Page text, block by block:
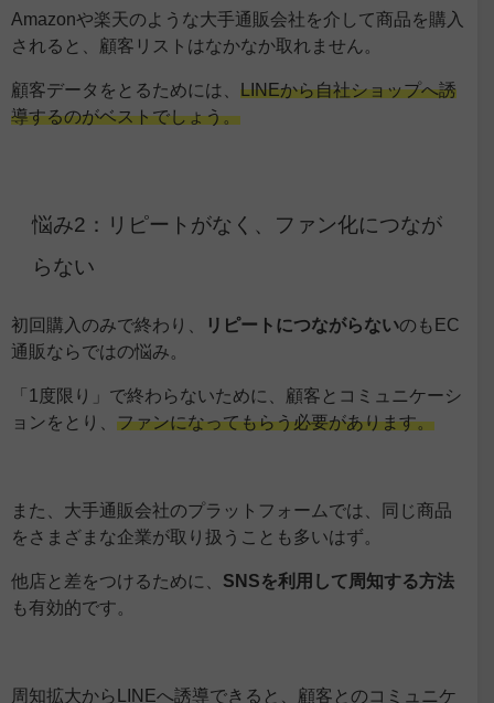
Amazonや楽天のような大手通販会社を介して商品を購入
されると、顧客リストはなかなか取れません。
顧客データをとるためには、 LINEから自社ショップへ誘
導するのがベストでしょう。
悩み2：リピートがなく、ファン化につなが
らない
初回購入のみで終わり、 リピートにつながらないのもEC
通販ならではの悩み。
「1度限り」で終わらないために、顧客とコミュニケーシ
ョンをとり、 ファンになってもらう必要があります。
また、大手通販会社のプラットフォームでは、同じ商品
をさまざまな企業が取り扱うことも多いはず。
他店と差をつけるために、 SNSを利用して周知する方法
も有効的です。
周知拡大からLINEへ誘導できると、顧客とのコミュニケ